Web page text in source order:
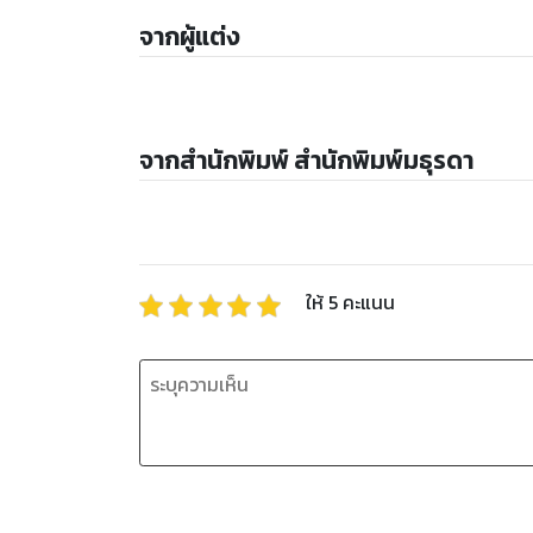
จากผู้แต่ง
จากสำนักพิมพ์ สำนักพิมพ์มธุรดา
ให้ 5 คะแนน